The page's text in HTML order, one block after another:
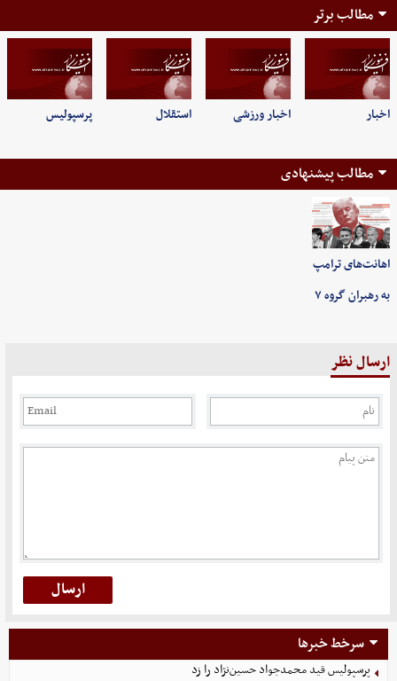
مطالب برتر
اخبار اخبار ورزشی استقلال پرسپولیس
مطالب پیشنهادی
اهانت‌های ترامپ
به رهبران گروه ۷
ارسال نظر
سرخط خبرها
پرسپولیس قید محمدجواد حسین‌نژاد را زد